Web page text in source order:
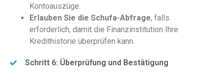
Kontoauszüge.
Erlauben Sie die Schufa-Abfrage, falls
erforderlich, damit die Finanzinstitution Ihre
Kredithistorie überprüfen kann.
Schritt 6: Überprüfung und Bestätigung